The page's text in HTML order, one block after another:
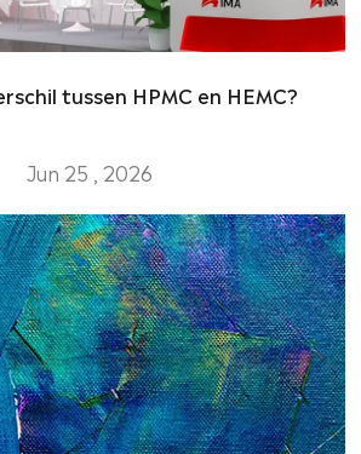
tussen HPMC en HEMC?
Jun 25 , 2026